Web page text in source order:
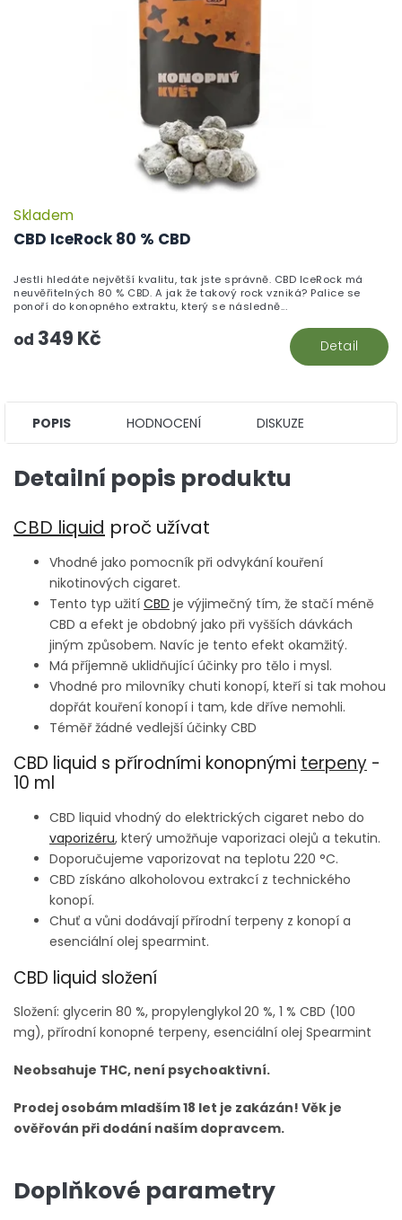
CBD IceRock 80 % CBD
Skladem
od 349 Kč Detail
Jestli hledáte největší kvalitu, tak jste správně. CBD IceRock má
neuvěřitelných 80 % CBD. A jak že takový rock vzniká? Palice se
ponoří do konopného extraktu, který se následně...
POPIS HODNOCENÍ DISKUZE
Detailní popis produktu
CBD liquid proč užívat
Vhodné jako pomocník při odvykání kouření
nikotinových cigaret.
Tento typ užití CBD je výjimečný tím, že stačí méně
CBD a efekt je obdobný jako při vyšších dávkách
jiným způsobem. Navíc je tento efekt okamžitý.
Má příjemně uklidňující účinky pro tělo i mysl.
Vhodné pro milovníky chuti konopí, kteří si tak mohou
dopřát kouření konopí i tam, kde dříve nemohli.
Téměř žádné vedlejší účinky CBD
CBD liquid s přírodními konopnými terpeny -
10 ml
CBD liquid vhodný do elektrických cigaret nebo do
vaporizéru, který umožňuje vaporizaci olejů a tekutin.
Doporučujeme vaporizovat na teplotu 220 °C.
CBD získáno alkoholovou extrakcí z technického
konopí.
Chuť a vůni dodávají přírodní terpeny z konopí a
esenciální olej spearmint.
CBD liquid složení
Složení: glycerin 80 %, propylenglykol 20 %, 1 % CBD (100
mg), přírodní konopné terpeny, esenciální olej Spearmint
Neobsahuje THC, není psychoaktivní.
Prodej osobám mladším 18 let je zakázán! Věk je
ověřován při dodání naším dopravcem.
Doplňkové parametry